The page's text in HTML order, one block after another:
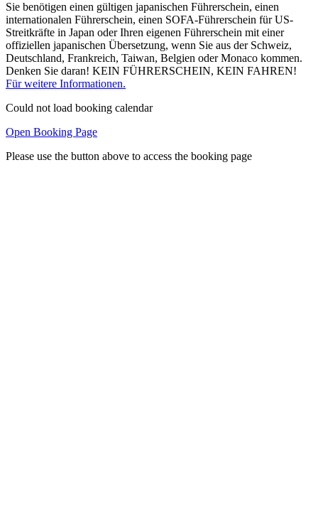
Sie benötigen einen gültigen japanischen Führerschein, einen
internationalen Führerschein, einen SOFA-Führerschein für US-
Streitkräfte in Japan oder Ihren eigenen Führerschein mit einer
offiziellen japanischen Übersetzung, wenn Sie aus der Schweiz,
Deutschland, Frankreich, Taiwan, Belgien oder Monaco kommen.
Denken Sie daran! KEIN FÜHRERSCHEIN, KEIN FAHREN!
Für weitere Informationen.
Could not load booking calendar
Open Booking Page
Please use the button above to access the booking page